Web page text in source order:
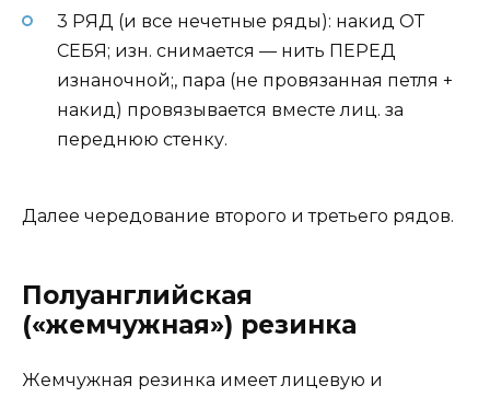
3 РЯД (и все нечетные ряды): накид ОТ
СЕБЯ; изн. снимается — нить ПЕРЕД
изнаночной;, пара (не провязанная петля +
накид) провязывается вместе лиц. за
переднюю стенку.
Далее чередование второго и третьего рядов.
Полуанглийская
(«жемчужная») резинка
Жемчужная резинка имеет лицевую и